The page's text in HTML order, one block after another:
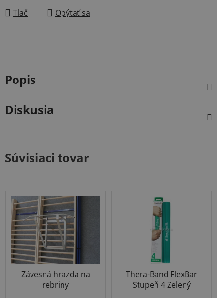
Tlač Opýtať sa
Popis
Diskusia
Súvisiaci tovar
Závesná hrazda na
rebriny
Thera-Band FlexBar
Stupeň 4 Zelený